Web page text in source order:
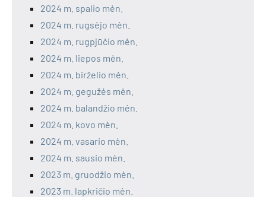
2024 m. spalio mėn.
2024 m. rugsėjo mėn.
2024 m. rugpjūčio mėn.
2024 m. liepos mėn.
2024 m. birželio mėn.
2024 m. gegužės mėn.
2024 m. balandžio mėn.
2024 m. kovo mėn.
2024 m. vasario mėn.
2024 m. sausio mėn.
2023 m. gruodžio mėn.
2023 m. lapkričio mėn.